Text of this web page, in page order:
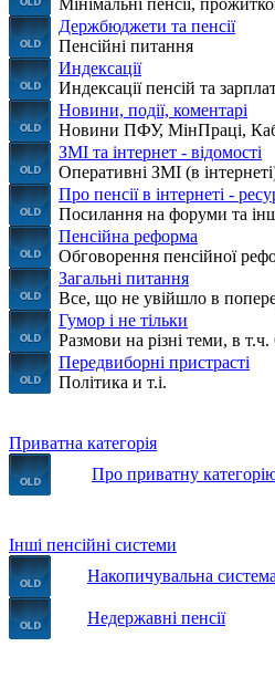
Мінімальні пенсії,
Держбюджети та пенсії
Пенсійні питання
Индексації
Индексації пенсій та
Новини, події, коментарі
Новини ПФУ, МінПраці,
ЗМІ та інтернет - відомості
Оперативні ЗМІ (в
Про пенсії в інтернеті -
Посилання на форуми та
Пенсійна реформа
Обговорення пенсійної
Загальні питання
Все, що не увійшло в
Гумор і не тільки
Размови на різні теми, в т.ч.
Передвиборні пристрасті
Політика и т.і.
Приватна категорія
Про приватну
Інші пенсійні системи
Накопичувальна
Недержавні пенсії